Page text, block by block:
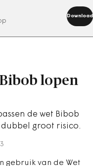
Download
lopen
de wet Bibob
groot risico.
gebruik van de Wet